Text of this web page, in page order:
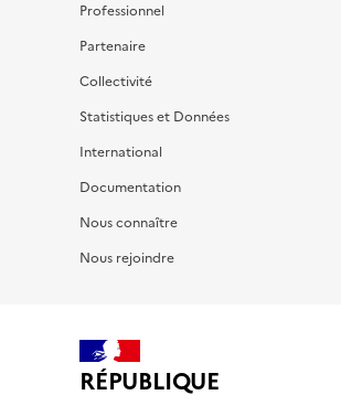
Professionnel
Partenaire
Collectivité
Statistiques et Données
International
Documentation
Nous connaître
Nous rejoindre
RÉPUBLIQUE